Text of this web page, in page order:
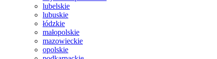
lubelskie
lubuskie
łódzkie
małopolskie
mazowieckie
opolskie